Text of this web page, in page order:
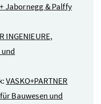
Jabornegg & Palffy
INGENIEURE,
VASKO+PARTNER
Bauwesen und